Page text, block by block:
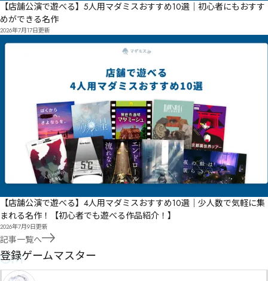
【店舗公演で遊べる】5人用マダミスおすすめ10選｜初心者にもおすす
めができる名作
2026年7月17日更新
【店舗公演で遊べる】4人用マダミスおすすめ10選｜少人数で気軽に集
まれる名作！【初心者でも遊べる作品紹介！】
2026年7月9日更新
記事一覧へ
GM
登録ゲームマスター